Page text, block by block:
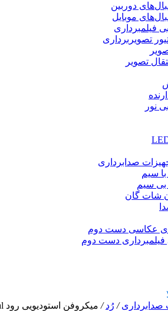
دوربین
موبایل
فیلمبرداری
تصویربرداری
تصویر
نور
صدابرداری
سیم
بی سیم
شات گان
عکاسی دست دوم
فیلمبرداری دست دوم
صدابرداری/ رُد/ میکروفن استودیویی رود RODE NT-USB+ Professional